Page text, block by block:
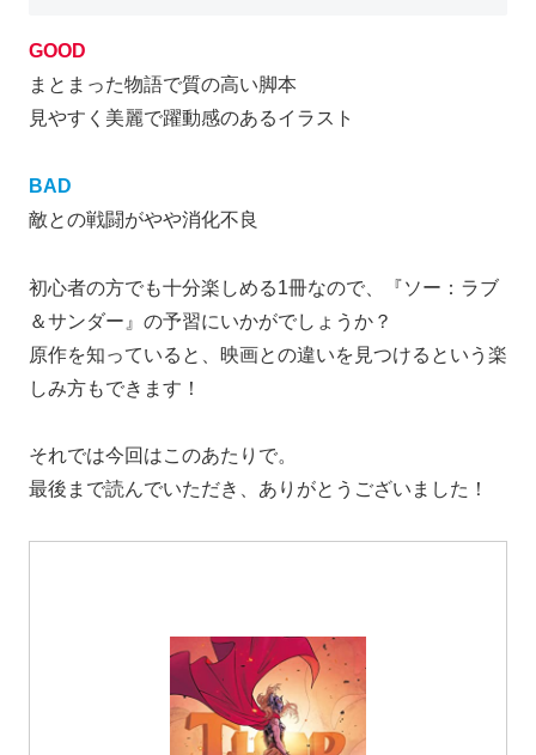
GOOD
まとまった物語で質の高い脚本
見やすく美麗で躍動感のあるイラスト
BAD
敵との戦闘がやや消化不良
初心者の方でも十分楽しめる1冊なので、『ソー：ラブ
＆サンダー』の予習にいかがでしょうか？
原作を知っていると、映画との違いを見つけるという楽
しみ方もできます！
それでは今回はこのあたりで。
最後まで読んでいただき、ありがとうございました！